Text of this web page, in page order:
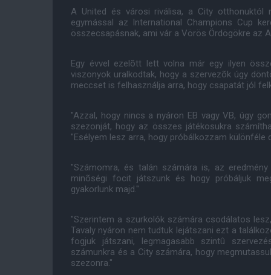
A United és városi riválisa, a City otthonuktól
egymással az International Champions Cup
összecsapásnak, ami vár a Vörös Ördögökre az
Egy évvel ezelõtt lett volna már egy ilyen
viszonyok uralkodtak, hogy a szervezõk úgy
meccset is felhasználja arra, hogy csapatát jól
"Azzal, hogy nincs a nyáron EB vagy VB, úgy
szezonját, hogy az összes játékosukra
"Esélyem lesz arra, hogy próbálkozzam
"Számomra, és talán számára is, az
minõségi focit játszunk és hogy próbáljuk
gyakorlunk majd."
"Szerintem a szurkolók számára csodálatos
Tavaly nyáron nem tudtuk lejátszani ezt a
fogjuk játszani, legmagasabb szintû
számunkra és a City számára, hogy
szezonra."